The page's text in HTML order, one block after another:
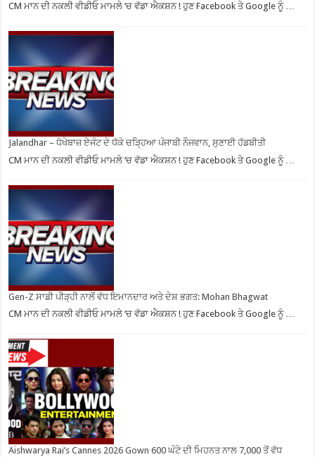
CM ਮਾਨ ਦੀ ਨਕਲੀ ਵੀਡੀਓ ਮਾਮਲੇ ‘ਚ ਵੱਡਾ ਐਕਸ਼ਨ ! ਹੁਣ Facebook ਤੇ Google ਨੂੰ …
Jalandhar – ਧੋਖੇਬਾਜ਼ ਏਜੰਟ ਦੇ ਧੱਕੇ ਚੜ੍ਹਿਆ ਪੰਜਾਬੀ ਨੌਜਵਾਨ, ਸੁਣਾਈ ਹੱਡਬੀਤੀ
CM ਮਾਨ ਦੀ ਨਕਲੀ ਵੀਡੀਓ ਮਾਮਲੇ ‘ਚ ਵੱਡਾ ਐਕਸ਼ਨ ! ਹੁਣ Facebook ਤੇ Google ਨੂੰ …
Gen-Z ਸਾਡੀ ਪੀੜ੍ਹੀ ਨਾਲੋਂ ਵੱਧ ਇਮਾਨਦਾਰ ਅਤੇ ਦੇਸ਼ ਭਗਤ: Mohan Bhagwat
CM ਮਾਨ ਦੀ ਨਕਲੀ ਵੀਡੀਓ ਮਾਮਲੇ ‘ਚ ਵੱਡਾ ਐਕਸ਼ਨ ! ਹੁਣ Facebook ਤੇ Google ਨੂੰ …
Aishwarya Rai’s Cannes 2026 Gown 600 ਘੰਟੇ ਦੀ ਮਿਹਨਤ ਨਾਲ 7,000 ਤੋਂ ਵੱਧ